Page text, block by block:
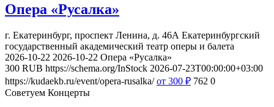
Опера «Русалка»
г. Екатеринбург, проспект Ленина, д. 46А Екатеринбургский
государственный академический театр оперы и балета
2026-10-22 2026-10-22 Опера «Русалка»
300 RUB https://schema.org/InStock 2026-07-23T00:00:00+03:00
https://kudaekb.ru/event/opera-rusalka/ от 300 ₽ 762 0
Советуем Концерты